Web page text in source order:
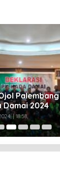
Damai 2024
| 18:58,